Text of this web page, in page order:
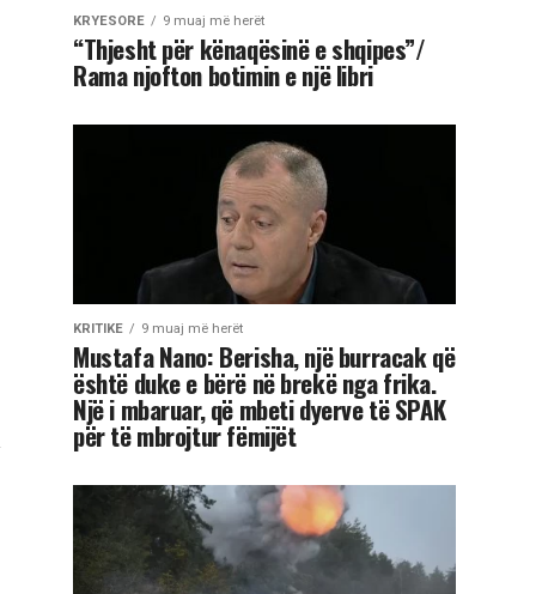
KRYESORE 9 muaj më herët
“Thjesht për kënaqësinë e shqipes”/
Rama njofton botimin e një libri
KRITIKE 9 muaj më herët
Mustafa Nano: Berisha, një burracak që
është duke e bërë në brekë nga frika.
Një i mbaruar, që mbeti dyerve të SPAK
për të mbrojtur fëmijët